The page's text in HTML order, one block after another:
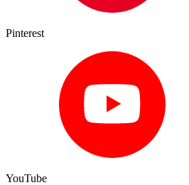
Pinterest
YouTube